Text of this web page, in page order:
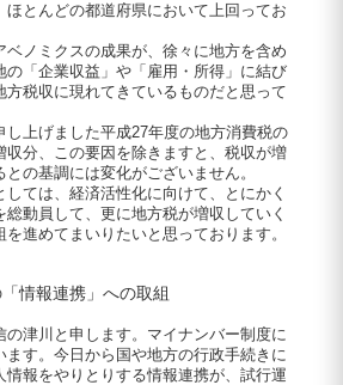
ほとんどの都道府県において上回ってお
ノミクスの成果が、徐々に地方を含め
の「企業収益」や「雇用・所得」に結び
方税収に現れてきているものだと思って
上げました平成27年度の地方消費税の
収分、この要因を除きますと、税収が増
との基調には変化がございません。
ては、経済活性化に向けて、とにかく
総動員して、更に地方税が増収していく
を進めてまいりたいと思っております。
情報連携」への取組
津川と申します。マイナンバー制度に
ます。今日から国や地方の行政手続きに
情報をやりとりする情報連携が、試行運